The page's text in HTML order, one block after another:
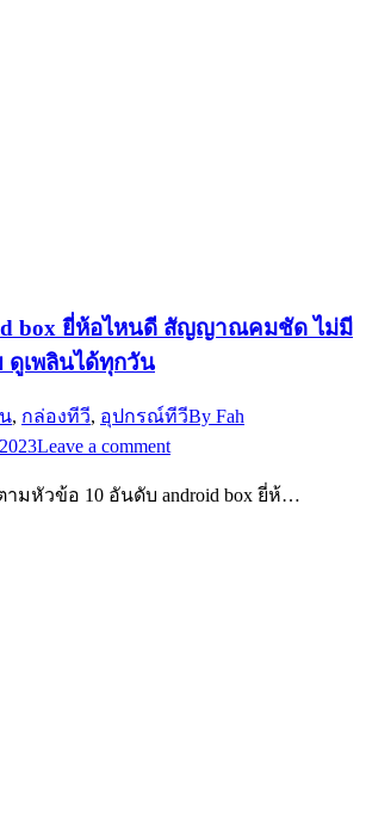
box ยี่ห้อไหนดี สัญญาณคมชัด ไม่มี
ดูเพลินได้ทุกวัน
, กล่องทีวี, อุปกรณ์ทีวีBy Fah
Leave a comment
มหัวข้อ 10 อันดับ android box ยี่ห้…